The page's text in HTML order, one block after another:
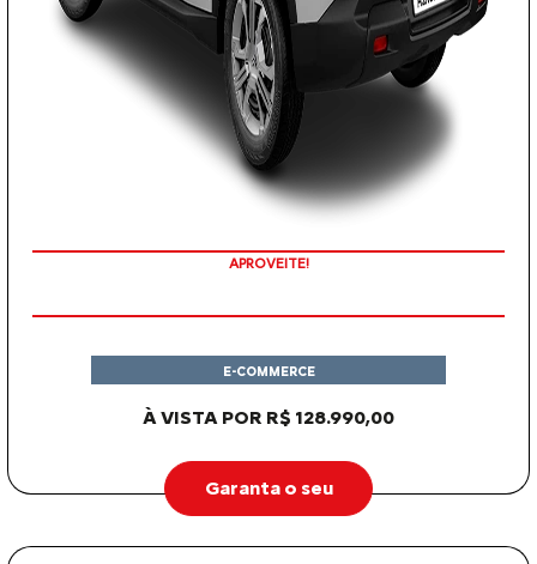
APROVEITE!
À VISTA POR R$ 128.990,00
E-COMMERCE
Garanta o seu